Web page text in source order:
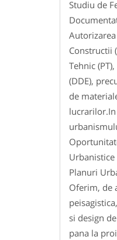
Studiu de
Constructii
Tehnic
(DDE),
de
Urbanistice
Planuri
Oferim, de
si design
pana la